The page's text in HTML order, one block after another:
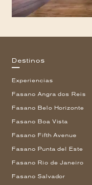
Destinos
Experiencias
Fasano Angra dos Reis
Fasano Belo Horizonte
Fasano Boa Vista
Fasano Fifth Avenue
Fasano Punta del Este
Fasano Rio de Janeiro
Fasano Salvador